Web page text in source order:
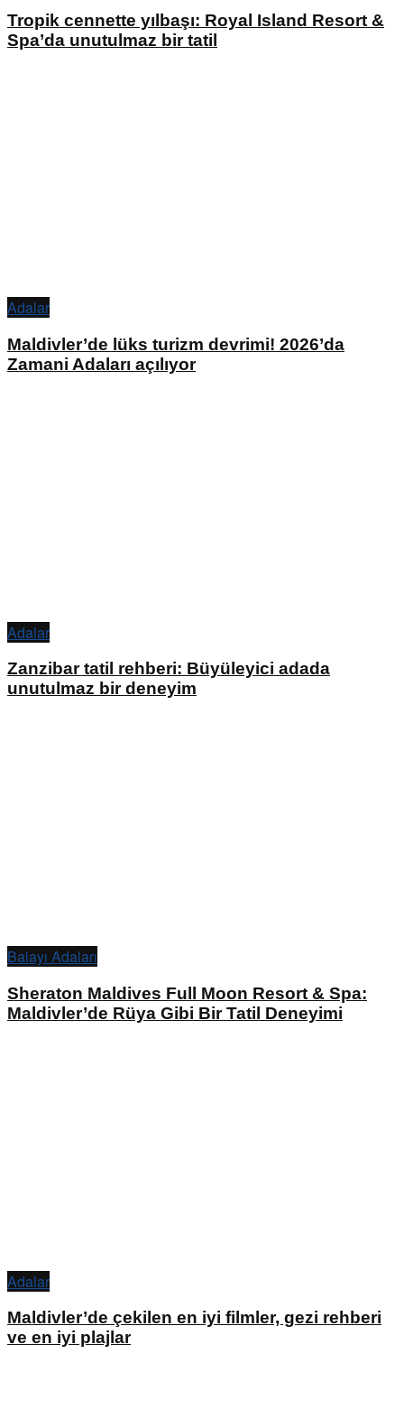
Tropik cennette yılbaşı: Royal Island Resort &
Spa’da unutulmaz bir tatil
Adalar
Maldivler’de lüks turizm devrimi! 2026’da
Zamani Adaları açılıyor
Adalar
Zanzibar tatil rehberi: Büyüleyici adada
unutulmaz bir deneyim
Balayı Adaları
Sheraton Maldives Full Moon Resort & Spa:
Maldivler’de Rüya Gibi Bir Tatil Deneyimi
Adalar
Maldivler’de çekilen en iyi filmler, gezi rehberi
ve en iyi plajlar